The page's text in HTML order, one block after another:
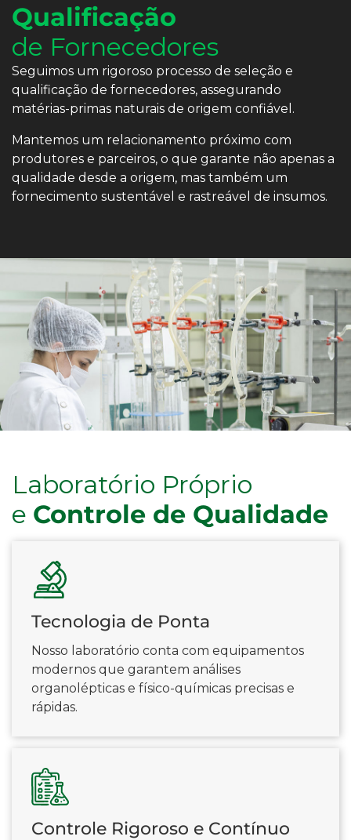
Qualificação
de Fornecedores
Seguimos um rigoroso processo de seleção e
qualificação de fornecedores, assegurando
matérias-primas naturais de origem confiável.
Mantemos um relacionamento próximo com
produtores e parceiros, o que garante não apenas a
qualidade desde a origem, mas também um
fornecimento sustentável e rastreável de insumos.
Laboratório Próprio
e Controle de Qualidade
Tecnologia de Ponta
Nosso laboratório conta com equipamentos
modernos que garantem análises
organolépticas e físico-químicas precisas e
rápidas.
Controle Rigoroso e Contínuo